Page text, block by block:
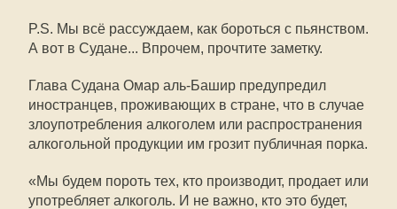
P.S. Мы всё рассуждаем, как бороться с пьянством.
А вот в Судане... Впрочем, прочтите заметку.
Глава Судана Омар аль-Башир предупредил
иностранцев, проживающих в стране, что в случае
злоупотребления алкоголем или распространения
алкогольной продукции им грозит публичная порка.
«Мы будем пороть тех, кто производит, продает или
употребляет алкоголь. И не важно, кто это будет,